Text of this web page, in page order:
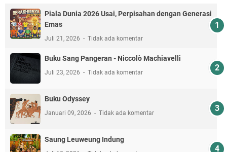
Piala Dunia 2026 Usai, Perpisahan dengan Generasi
Emas
Juli 21, 2026 Tidak ada komentar
Buku Sang Pangeran - Niccolò Machiavelli
Juli 23, 2026 Tidak ada komentar
Buku Odyssey
Januari 09, 2026 Tidak ada komentar
Saung Leuweung Indung